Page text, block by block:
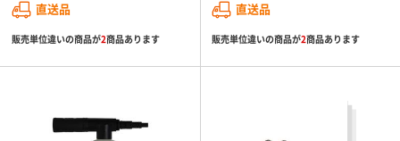
直送品
販売単位違いの商品が2商品あります
直送品
販売単位違いの商品が2商品あります